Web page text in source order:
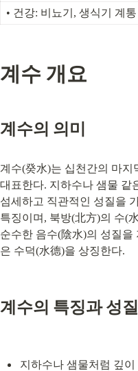
• 건강: 비뇨기, 생식기 계통
계수 개요
계수의 의미
계수(癸水)는 십천간의 마
대표한다. 지하수나 샘물 같
섬세하고 직관적인 성질을
특징이며, 북방(北方)의 수(
순수한 음수(陰水)의 성질을
은 수덕(水德)을 상징한다.
계수의 특징과 성질
지하수나 샘물처럼 깊